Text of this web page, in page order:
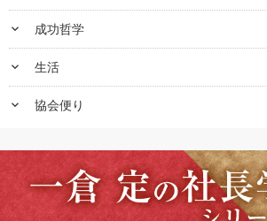
keyboard_arrow_down 成功哲学
keyboard_arrow_down 生活
keyboard_arrow_down 協会便り